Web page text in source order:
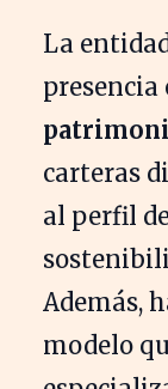
La
presencia
carteras
al perfil
Además,
modelo